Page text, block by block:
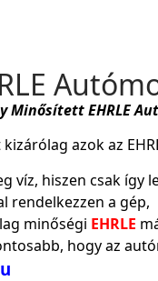
MinősítettEHRLE
azok az
víz, hiszen csak így
rendelkezzen a gép,
minőségi EHRLE
hogy az